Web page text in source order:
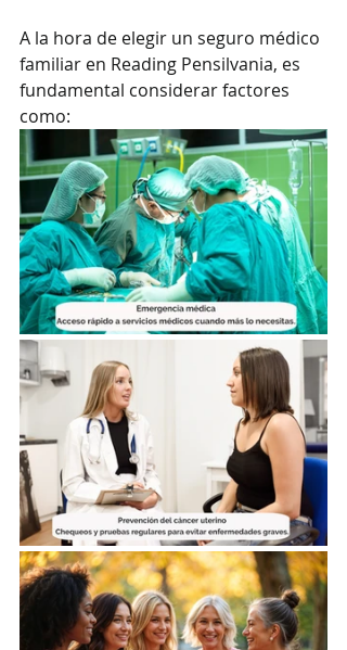
A la hora de elegir un seguro médico
familiar en Reading Pensilvania, es
fundamental considerar factores
como: